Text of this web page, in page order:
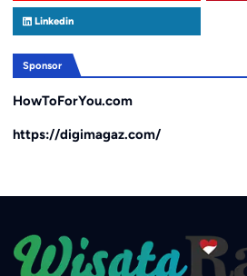
Linkedin
Sponsor
HowToForYou.com
https://digimagaz.com/